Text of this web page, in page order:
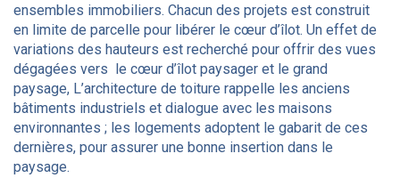
ensembles immobiliers. Chacun des projets est construit
en limite de parcelle pour libérer le cœur d’îlot. Un effet de
variations des hauteurs est recherché pour offrir des vues
dégagées vers le cœur d’îlot paysager et le grand
paysage, L’architecture de toiture rappelle les anciens
bâtiments industriels et dialogue avec les maisons
environnantes ; les logements adoptent le gabarit de ces
dernières, pour assurer une bonne insertion dans le
paysage.